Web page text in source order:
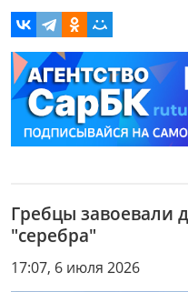
Гребцы завоевали
"серебра"
17:07, 6 июля 2026